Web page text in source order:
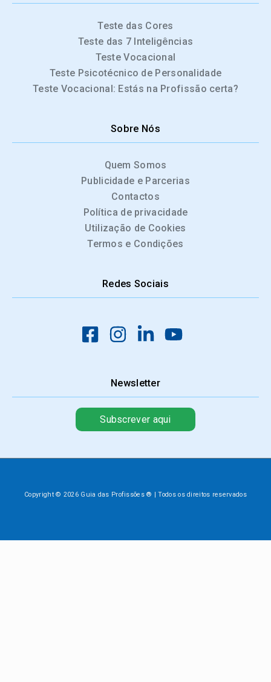
Teste das Cores
Teste das 7 Inteligências
Teste Vocacional
Teste Psicotécnico de Personalidade
Teste Vocacional: Estás na Profissão certa?
Sobre Nós
Quem Somos
Publicidade e Parcerias
Contactos
Política de privacidade
Utilização de Cookies
Termos e Condições
Redes Sociais
Newsletter
Subscrever aqui
Copyright © 2026 Guia das Profissões ® | Todos os direitos reservados